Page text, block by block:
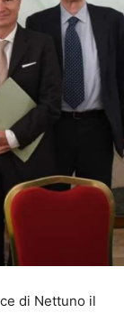
di Nettuno il